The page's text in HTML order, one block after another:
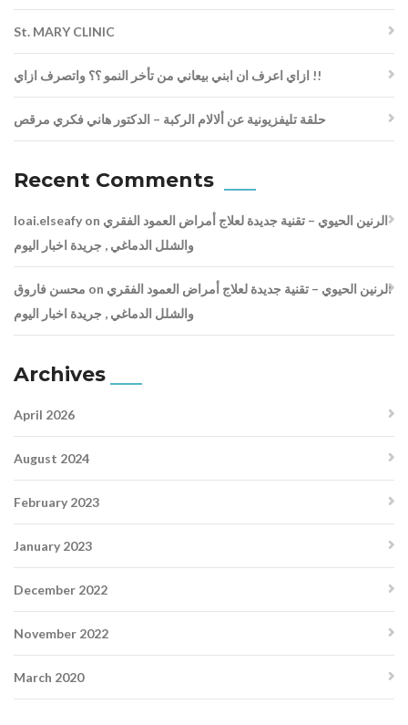
St. MARY CLINIC
ازاي اعرف ان ابني بيعاني من تأخر النمو ؟؟ واتصرف ازاي !!
حلقة تليفزيونية عن ألالام الركبة – الدكتور هاني فكري مرقص
Recent Comments
loai.elseafy on الرنين الحيوي – تقنية جديدة لعلاج أمراض العمود الفقري
والشلل الدماغي , جريدة اخبار اليوم
محسن فاروق on الرنين الحيوي – تقنية جديدة لعلاج أمراض العمود الفقري
والشلل الدماغي , جريدة اخبار اليوم
Archives
April 2026
August 2024
February 2023
January 2023
December 2022
November 2022
March 2020